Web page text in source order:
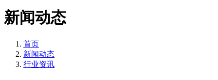
新闻动态
首页
新闻动态
行业资讯